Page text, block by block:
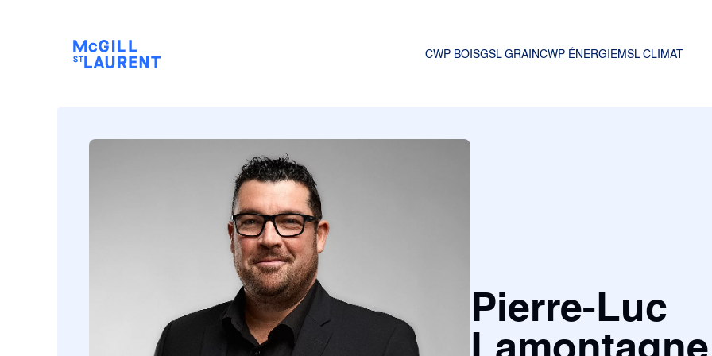
CWP BOISGSL GRAINCWP ÉNERGIE MSL CLIMAT
Pierre-Luc